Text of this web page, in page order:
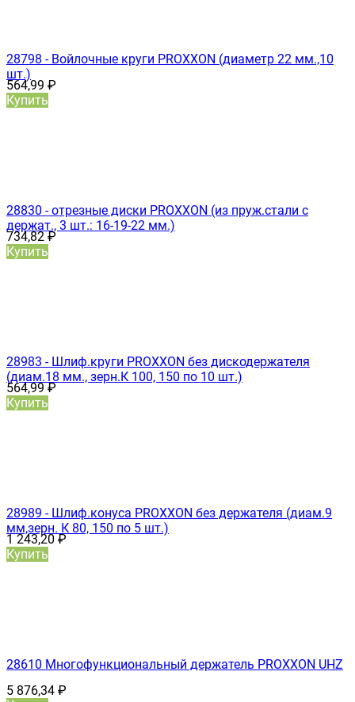
28798 - Войлочные круги PROXXON (диаметр 22 мм.,10
шт.)
564,99 ₽
Купить
28830 - отрезные диски PROXXON (из пруж.стали с
держат., 3 шт.: 16-19-22 мм.)
734,82₽
Купить
28983 - Шлиф.круги PROXXON без дискодержателя
(диам.18 мм., зерн.К 100, 150 по 10 шт.)
564,99₽
Купить
28989 - Шлиф.конуса PROXXON без держателя (диам.9
мм,зерн. К 80, 150 по 5 шт.)
1 243,20₽
Купить
28610 Многофункциональный держатель PROXXON UHZ
5 876,34 ₽